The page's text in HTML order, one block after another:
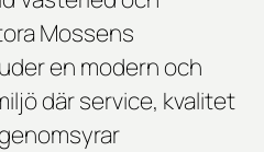
Mossens
en modern och
där service, kvalitet